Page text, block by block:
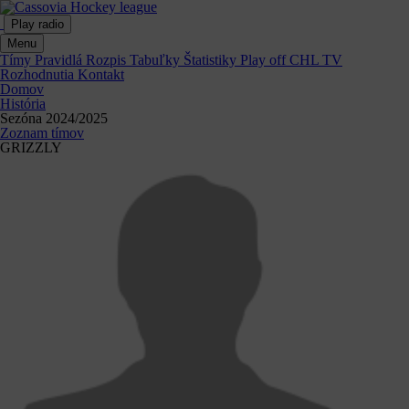
Play radio
Menu
Tímy Pravidlá Rozpis Tabuľky Štatistiky Play off CHL TV
Rozhodnutia Kontakt
Domov
História
Sezóna 2024/2025
Zoznam tímov
GRIZZLY